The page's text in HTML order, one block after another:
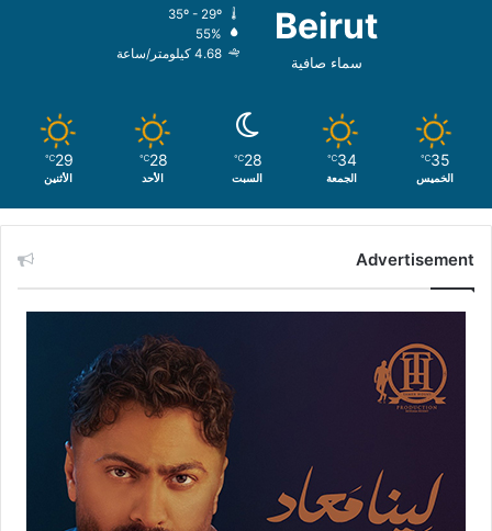
Beirut
سماء صافية
55%
4.68 كيلومتر/ساعة
35
℃
الخميس
34
℃
الجمعة
28
℃
السبت
28
℃
الأحد
29
℃
الأثنين
Advertisement